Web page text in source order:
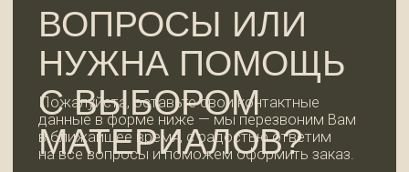
ОСТАВИТЬ ЗАЯВКУ
КОНТАКТЫ
+7 (921) 185-44-99
WhatsApp